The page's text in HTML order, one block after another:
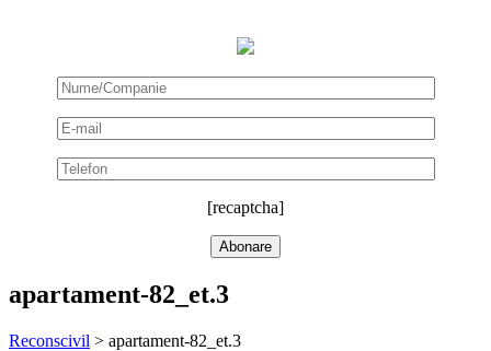
[recaptcha]
apartament-82_et.3
Reconscivil > apartament-82_et.3